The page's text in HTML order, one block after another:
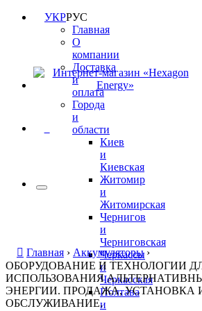
УКРРУС
Главная
О
компании
Доставка
и
оплата
Города
и
области
Киев
и
Киевская
Житомир
и
Житомирская
Чернигов
и
Черниговская
Черкассы
и
Черкасская
Полтава
и
Главная › Аккумуляторы›
ОБОРУДОВАНИЕ И ТЕХНОЛОГИИ
ИСПОЛЬЗОВАНИЯ
ЭНЕРГИИ. ПРОДАЖА, УСТАНОВКА
ОБСЛУЖИВАНИЕ.